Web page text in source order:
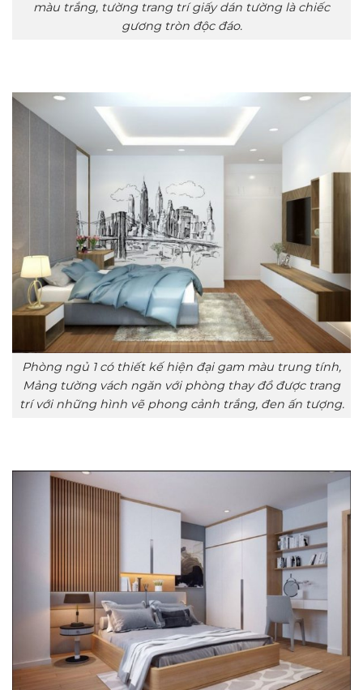
màu trắng, tường trang trí giấy dán tường là chiếc
gương tròn độc đáo.
Phòng ngủ 1 có thiết kế hiện đại gam màu trung tính,
Mảng tường vách ngăn với phòng thay đồ được trang
trí với những hình vẽ phong cảnh trắng, đen ấn tượng.